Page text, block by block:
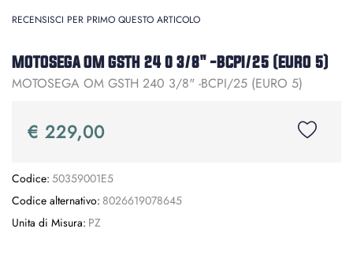
RECENSISCI PER PRIMO QUESTO ARTICOLO
MOTOSEGA OM GSTH 24 0 3/8" -BCPI/25 (EURO 5)
MOTOSEGA OM GSTH 240 3/8" -BCPI/25 (EURO 5)
€ 229,00
Codice: 50359001E5
Codice alternativo: 8026619078645
Unita di Misura: PZ